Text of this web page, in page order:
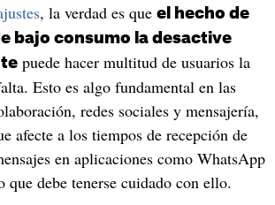
, la verdad es que el hecho de
bajo consumo la desactive
puede hacer multitud de usuarios la
Esto es algo fundamental en las
redes sociales y mensajería,
afecte a los tiempos de recepción de
en aplicaciones como WhatsApp
que debe tenerse cuidado con ello.